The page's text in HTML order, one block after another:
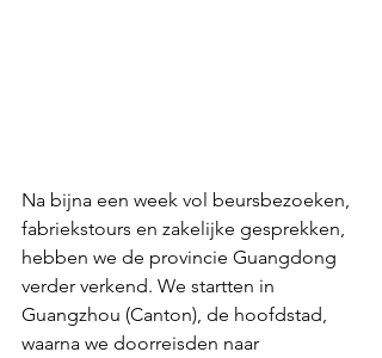
Na bijna een week vol beursbezoeken,
fabriekstours en zakelijke gesprekken,
hebben we de provincie Guangdong
verder verkend. We startten in
Guangzhou (Canton), de hoofdstad,
waarna we doorreisden naar